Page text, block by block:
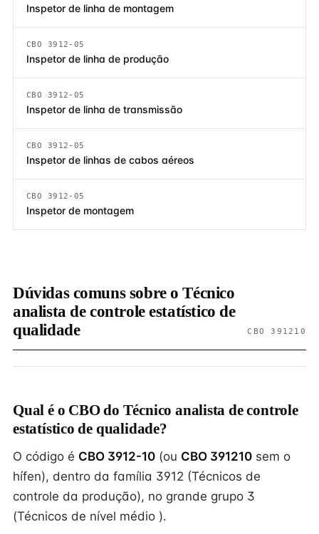
Inspetor de linha de montagem
CBO 3912-05
Inspetor de linha de produção
CBO 3912-05
Inspetor de linha de transmissão
CBO 3912-05
Inspetor de linhas de cabos aéreos
CBO 3912-05
Inspetor de montagem
Dúvidas comuns sobre o Técnico
analista de controle estatístico de
qualidade
CBO 391210
Qual é o CBO do Técnico analista de controle
estatístico de qualidade?
O código é CBO 3912-10 (ou CBO 391210 sem o
hífen), dentro da família 3912 (Técnicos de
controle da produção), no grande grupo 3
(Técnicos de nível médio ).